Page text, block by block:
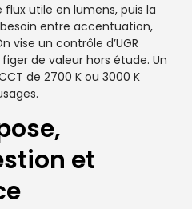
utile en lumens, puis la
entre accentuation,
vise un contrôle d’UGR
de valeur hors étude. Un
de 2700 K ou 3000 K
et